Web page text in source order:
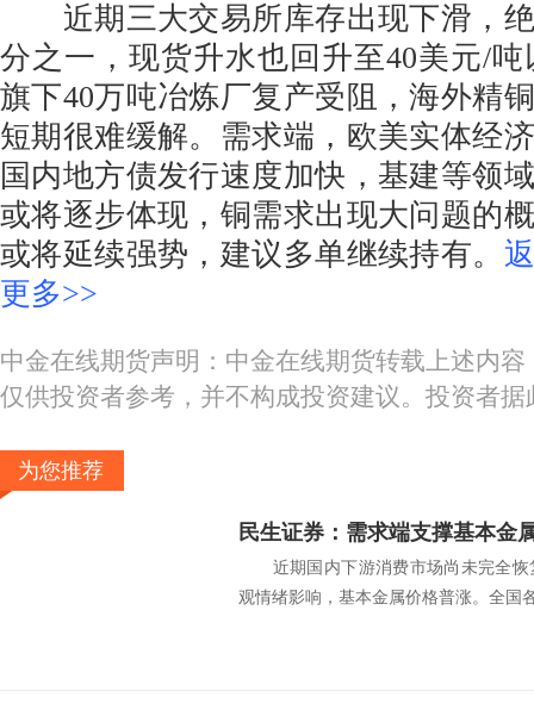
近期三大交易所库存出现下滑，绝
分之一，现货升水也回升至40美元/吨
旗下40万吨冶炼厂复产受阻，海外精
短期很难缓解。需求端，欧美实体经
国内地方债发行速度加快，基建等领
或将逐步体现，铜需求出现大问题的
或将延续强势，建议多单继续持有。
更多>>
中金在线期货声明：中金在线期货转载上述内
仅供投资者参考，并不构成投资建议。投资者
为您推荐
民生证券：需求端支撑基本金
近期国内下游消费市场尚未完全恢
观情绪影响，基本金属价格普涨。全国